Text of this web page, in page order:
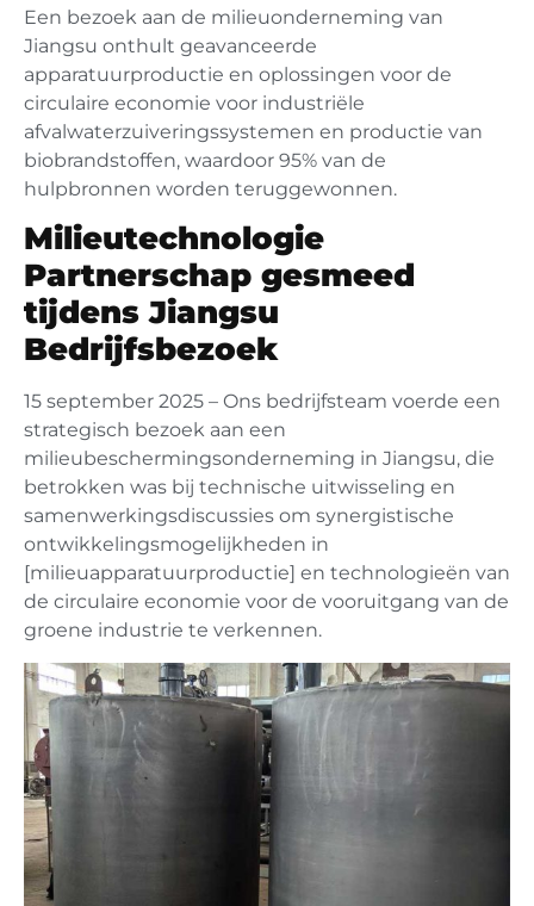
Een bezoek aan de milieuonderneming van
Jiangsu onthult geavanceerde
apparatuurproductie en oplossingen voor de
circulaire economie voor industriële
afvalwaterzuiveringssystemen en productie van
biobrandstoffen, waardoor 95% van de
hulpbronnen worden teruggewonnen.
Milieutechnologie
Partnerschap gesmeed
tijdens Jiangsu
Bedrijfsbezoek
15 september 2025 – Ons bedrijfsteam voerde een
strategisch bezoek aan een
milieubeschermingsonderneming in Jiangsu, die
betrokken was bij technische uitwisseling en
samenwerkingsdiscussies om synergistische
ontwikkelingsmogelijkheden in
[milieuapparatuurproductie] en technologieën van
de circulaire economie voor de vooruitgang van de
groene industrie te verkennen.